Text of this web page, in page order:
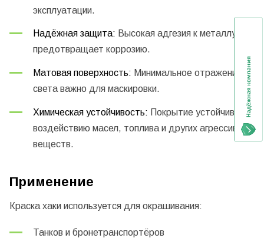
эксплуатации.
Надёжная защита: Высокая адгезия к металлу
предотвращает коррозию.
Матовая поверхность: Минимальное отражение
света важно для маскировки.
Химическая устойчивость: Покрытие устойчиво к
воздействию масел, топлива и других агрессивных
веществ.
Применение
Краска хаки используется для окрашивания:
Танков и бронетранспортёров